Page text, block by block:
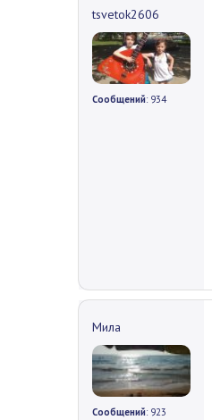
tsvetok2606
Сообщений: 934
Мила
Сообщений: 923